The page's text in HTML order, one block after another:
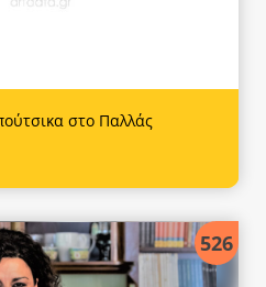
στο Παλλάς
526